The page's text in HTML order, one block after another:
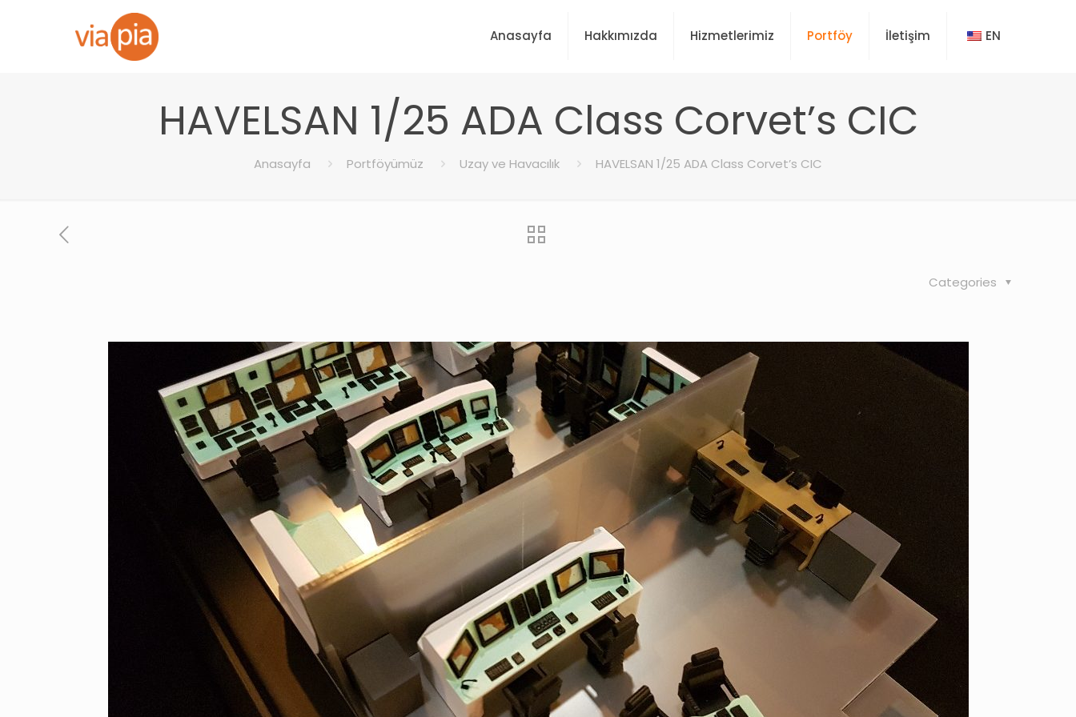
Anasayfa Hakkımızda Hizmetlerimiz Portföy İletişim EN
HAVELSAN 1/25 ADA Class Corvet’s CIC
Anasayfa Portföyümüz Uzay ve Havacılık HAVELSAN 1/25 ADA Class Corvet’s CIC
Categories